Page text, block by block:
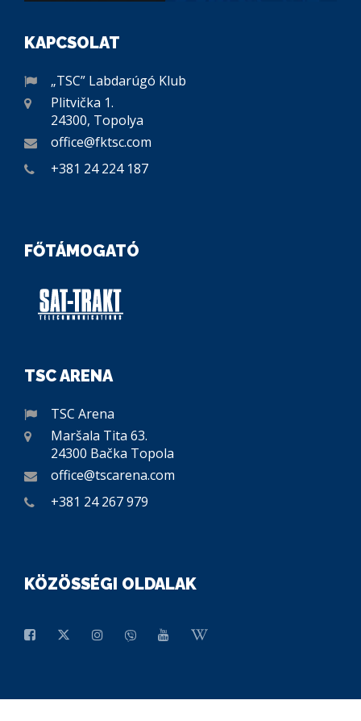
KAPCSOLAT
„TSC” Labdarúgó Klub
Plitvička 1.
24300, Topolya
office@fktsc.com
+381 24 224 187
FŐTÁMOGATÓ
TSC ARENA
TSC Arena
Maršala Tita 63.
24300 Bačka Topola
office@tscarena.com
+381 24 267 979
KÖZÖSSÉGI OLDALAK